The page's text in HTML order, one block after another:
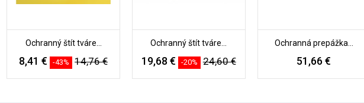
Ochranný štít tváre...
8,41 € -43% 14,76 €
Ochranný štít tváre...
19,68 € -20% 24,60 €
Ochranná prepážka...
51,66 €